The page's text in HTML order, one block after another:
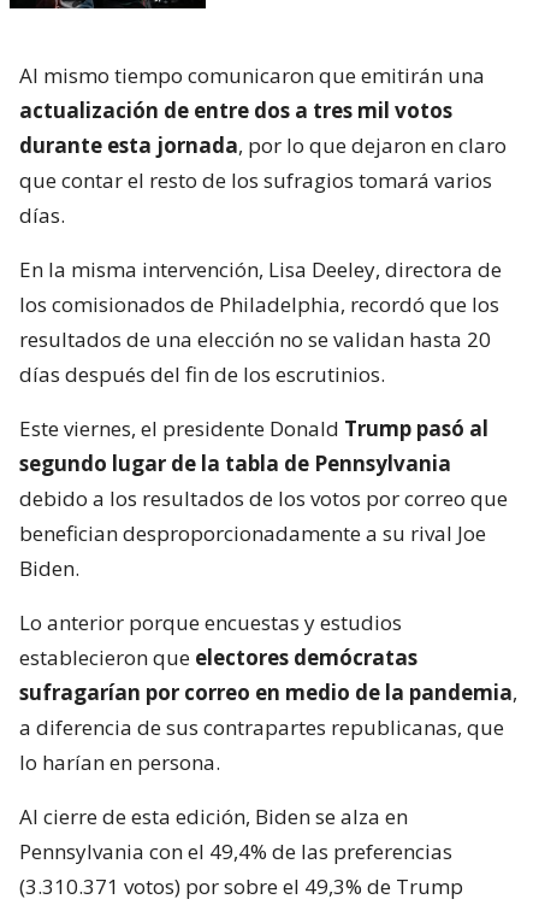
Al mismo tiempo comunicaron que emitirán una
actualización de entre dos a tres mil votos
durante esta jornada, por lo que dejaron en claro
que contar el resto de los sufragios tomará varios
días.
En la misma intervención, Lisa Deeley, directora de
los comisionados de Philadelphia, recordó que los
resultados de una elección no se validan hasta 20
días después del fin de los escrutinios.
Este viernes, el presidente Donald Trump pasó al
segundo lugar de la tabla de Pennsylvania
debido a los resultados de los votos por correo que
benefician desproporcionadamente a su rival Joe
Biden.
Lo anterior porque encuestas y estudios
establecieron que electores demócratas
sufragarían por correo en medio de la pandemia,
a diferencia de sus contrapartes republicanas, que
lo harían en persona.
Al cierre de esta edición, Biden se alza en
Pennsylvania con el 49,4% de las preferencias
(3.310.371 votos) por sobre el 49,3% de Trump